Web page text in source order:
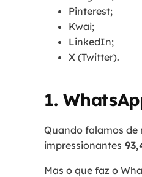
Pinterest;
Kwai;
LinkedIn;
X (Twitter).
1.
Quando falamos de
impressionantes
Mas o que faz o